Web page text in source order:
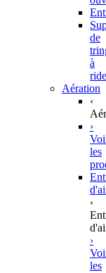
de
à
Aération
‹
›
les
‹
›
les